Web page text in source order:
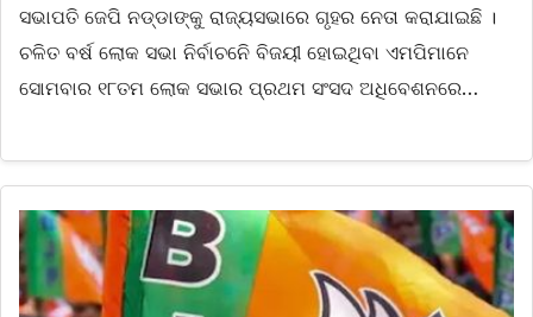
ସଭାପତି ଜେପି ନଡ୍ଡାଙ୍କୁ ରାଜ୍ୟସଭାରେ ଗୃହର ନେତା କରାଯାଇଛି ।
ଚଳିତ ବର୍ଷ ଲୋକ ସଭା ନିର୍ବାଚନେି ବିଜୟୀ ହୋଇଥିବା ଏମପିମାନେ
ସୋମବାର ୧୮ତମ ଲୋକ ସଭାର ପ୍ରଥମ ସଂସଦ ଅଧିବେଶନରେ…